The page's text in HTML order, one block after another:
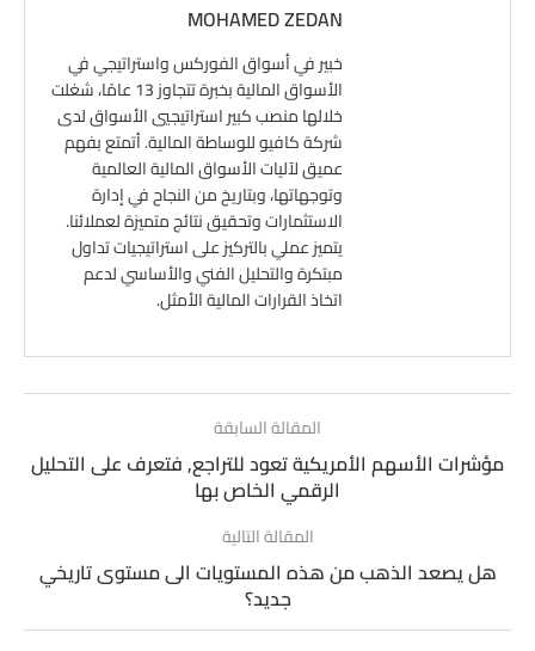
MOHAMED ZEDAN
خبير في أسواق الفوركس واستراتيجي في
الأسواق المالية بخبرة تتجاوز 13 عامًا، شغلت
خلالها منصب كبير استراتيجيي الأسواق لدى
شركة كافيو للوساطة المالية. أتمتع بفهم
عميق لآليات الأسواق المالية العالمية
وتوجهاتها، وبتاريخ من النجاح في إدارة
الاستثمارات وتحقيق نتائج متميزة لعملائنا.
يتميز عملي بالتركيز على استراتيجيات تداول
مبتكرة والتحليل الفني والأساسي لدعم
اتخاذ القرارات المالية الأمثل.
المقالة السابقة
مؤشرات الأسهم الأمريكية تعود للتراجع, فتعرف على التحليل
الرقمي الخاص بها
المقالة التالية
هل يصعد الذهب من هذه المستويات الى مستوى تاريخي
جديد؟